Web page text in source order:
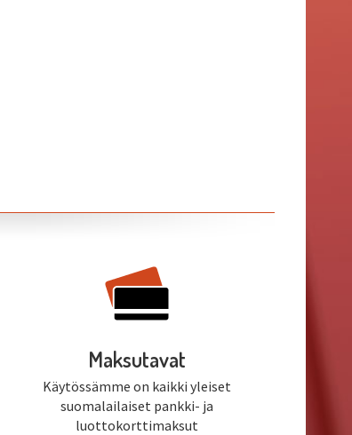
Maksutavat
Käytössämme on kaikki yleiset
suomalailaiset pankki- ja
luottokorttimaksut